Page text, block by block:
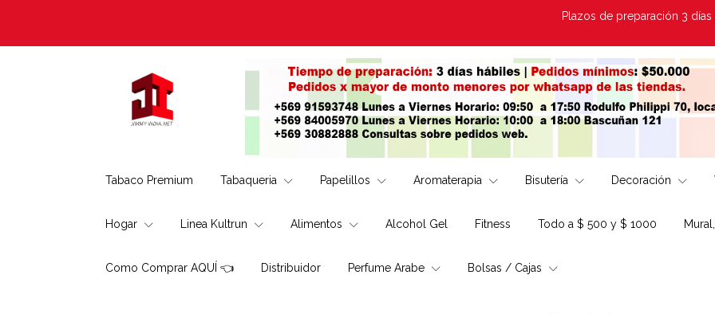
Plazos de preparación 3 días
Tabaco Premium Tabaqueria Papelillos Aromaterapia Bisutería Decoración
Hogar Linea Kultrun Alimentos Alcohol Gel Fitness Todo a $ 500 y $ 1000
Como Comprar AQUÍ 👈 Distribuidor Perfume Arabe Bolsas / Cajas